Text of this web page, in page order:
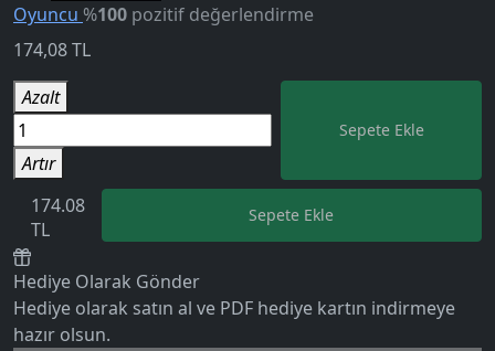
5.0
Oyuncu %100 pozitif değerlendirme
174,08TL
Azalt
Artır
Sepete Ekle
174.08
TL
Sepete Ekle
Hediye Olarak Gönder
Hediye olarak satın al ve PDF hediye kartın indirmeye
hazır olsun.